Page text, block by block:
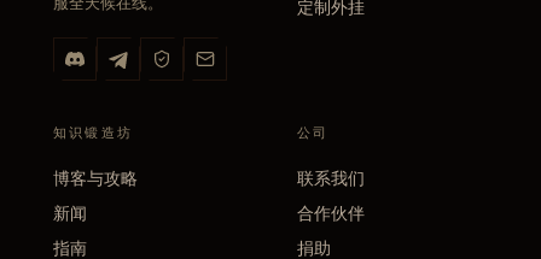
定制外挂
知识锻造坊
博客与攻略
新闻
指南
公司
联系我们
合作伙伴
捐助